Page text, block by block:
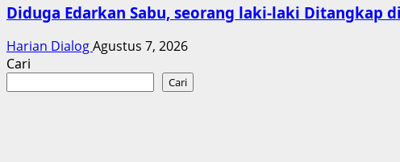
Diduga Edarkan Sabu, seorang laki-laki Ditangkap
Harian DialogAgustus 7, 2026
Cari
Cari